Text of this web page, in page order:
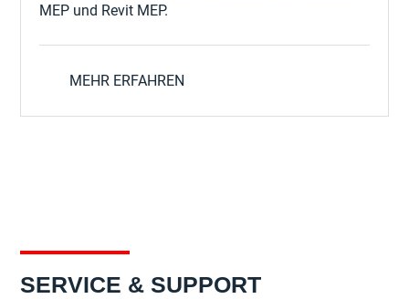
MEP und Revit MEP.
MEHR ERFAHREN
SERVICE & SUPPORT